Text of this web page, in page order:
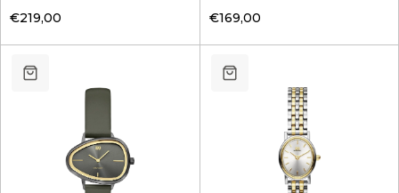
€219,00
€169,00